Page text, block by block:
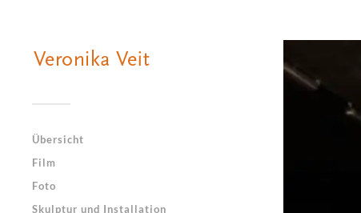
Übersicht
Film
Foto
Skulptur und Installation